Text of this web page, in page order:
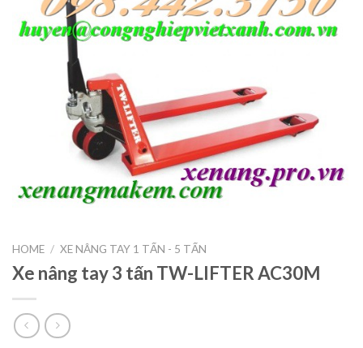
HOME / XE NÂNG TAY 1 TẤN - 5 TẤN
Xe nâng tay 3 tấn TW-LIFTER AC30M